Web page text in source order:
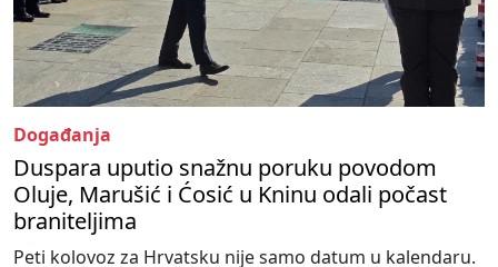
Događanja
Duspara uputio snažnu poruku povodom
Oluje, Marušić i Ćosić u Kninu odali počast
braniteljima
Peti kolovoz za Hrvatsku nije samo datum u kalendaru.